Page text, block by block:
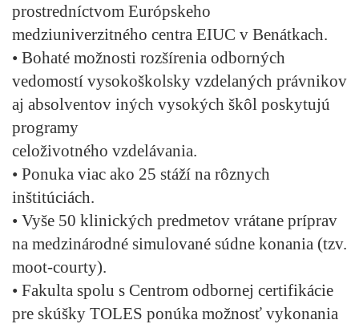
prostredníctvom Európskeho
medziuniverzitného centra EIUC v Benátkach.
• Bohaté možnosti rozšírenia odborných
vedomostí vysokoškolsky vzdelaných právnikov
aj absolventov iných vysokých škôl poskytujú
programy
celoživotného vzdelávania.
• Ponuka viac ako 25 stáží na rôznych
inštitúciách.
• Vyše 50 klinických predmetov vrátane príprav
na medzinárodné simulované súdne konania (tzv.
moot-courty).
• Fakulta spolu s Centrom odbornej certifikácie
pre skúšky TOLES ponúka možnosť vykonania